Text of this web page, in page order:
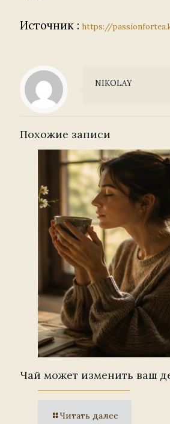
Источник : https://
NIKOLAY
Похожие записи
Чай может изменить ваш
Читать далее